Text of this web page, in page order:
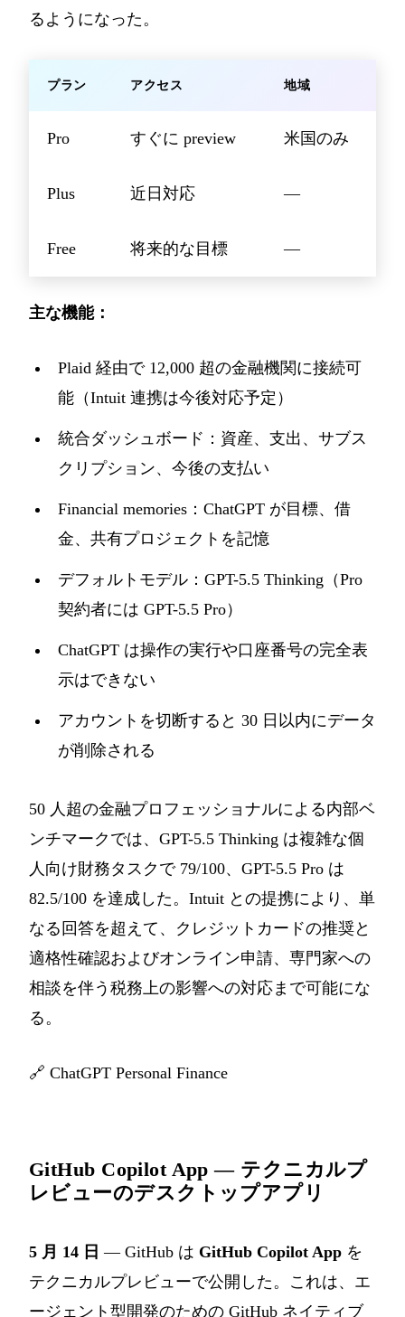
るようになった。
プラン アクセス 地域
Pro すぐに preview 米国のみ
Plus 近日対応 —
Free 将来的な目標 —
主な機能：
Plaid 経由で 12,000 超の金融機関に接続可
能（Intuit 連携は今後対応予定）
統合ダッシュボード：資産、支出、サブス
クリプション、今後の支払い
Financial memories：ChatGPT が目標、借
金、共有プロジェクトを記憶
デフォルトモデル：GPT-5.5 Thinking（Pro
契約者には GPT-5.5 Pro）
ChatGPT は操作の実行や口座番号の完全表
示はできない
アカウントを切断すると 30 日以内にデータ
が削除される
50 人超の金融プロフェッショナルによる内部ベ
ンチマークでは、GPT-5.5 Thinking は複雑な個
人向け財務タスクで 79/100、GPT-5.5 Pro は
82.5/100 を達成した。Intuit との提携により、単
なる回答を超えて、クレジットカードの推奨と
適格性確認およびオンライン申請、専門家への
相談を伴う税務上の影響への対応まで可能にな
る。
🔗 ChatGPT Personal Finance
GitHub Copilot App — テクニカルプ
レビューのデスクトップアプリ
5 月 14 日 — GitHub は GitHub Copilot App を
テクニカルプレビューで公開した。これは、エ
ージェント型開発のための GitHub ネイティブ